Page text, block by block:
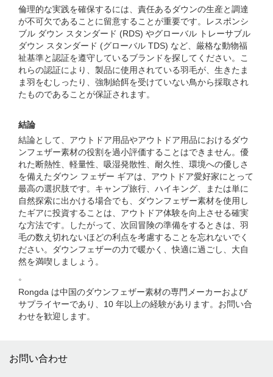
倫理的な実践を確保するには、責任あるダウンの生産と調達
が不可欠であることに留意することが重要です。レスポンシ
ブル ダウン スタンダード (RDS) やグローバル トレーサブル
ダウン スタンダード (グローバル TDS) など、厳格な動物福
祉基準と認証を遵守しているブランドを探してください。こ
れらの認証により、製品に使用されている羽毛が、生きたま
ま羽をむしったり、強制給餌を受けていない鳥から採取され
たものであることが保証されます。
結論
結論として、アウトドア用品やアウトドア用品におけるダウ
ンフェザー素材の役割を過小評価することはできません。優
れた断熱性、軽量性、吸湿発散性、耐久性、環境への優しさ
を備えたダウン フェザー ギアは、アウトドア愛好家にとって
最高の選択肢です。キャンプ旅行、ハイキング、または単に
自然探索に出かける場合でも、ダウンフェザー素材を使用し
たギアに投資することは、アウトドア体験を向上させる確実
な方法です。したがって、次回冒険の準備をするときは、羽
毛の数え切れないほどの利点を考慮することを忘れないでく
ださい。ダウンフェザーの力で暖かく、快適に過ごし、大自
然を満喫しましょう。
。
Rongda は中国のダウンフェザー素材の専門メーカーおよび
サプライヤーであり、10 年以上の経験があります。お問い合
わせを歓迎します。
お問い合わせ